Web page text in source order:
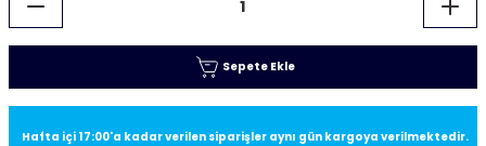
Sepete Ekle
Hafta içi 17:00'a kadar verilen siparişler aynı gün kargoya verilmektedir.